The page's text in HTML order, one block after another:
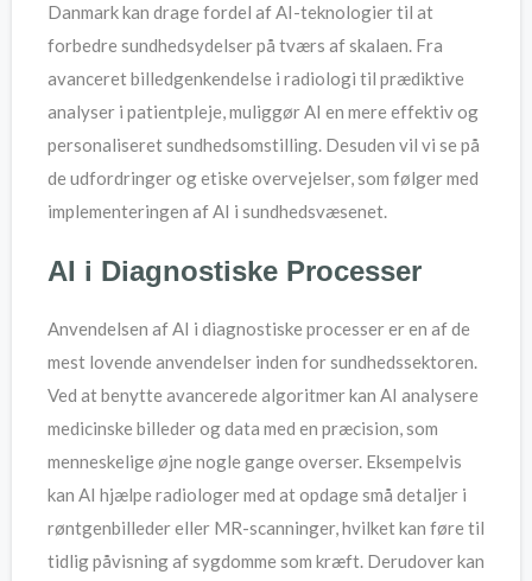
Danmark kan drage fordel af AI-teknologier til at
forbedre sundhedsydelser på tværs af skalaen. Fra
avanceret billedgenkendelse i radiologi til prædiktive
analyser i patientpleje, muliggør AI en mere effektiv og
personaliseret sundhedsomstilling. Desuden vil vi se på
de udfordringer og etiske overvejelser, som følger med
implementeringen af AI i sundhedsvæsenet.
AI i Diagnostiske Processer
Anvendelsen af AI i diagnostiske processer er en af de
mest lovende anvendelser inden for sundhedssektoren.
Ved at benytte avancerede algoritmer kan AI analysere
medicinske billeder og data med en præcision, som
menneskelige øjne nogle gange overser. Eksempelvis
kan AI hjælpe radiologer med at opdage små detaljer i
røntgenbilleder eller MR-scanninger, hvilket kan føre til
tidlig påvisning af sygdomme som kræft. Derudover kan